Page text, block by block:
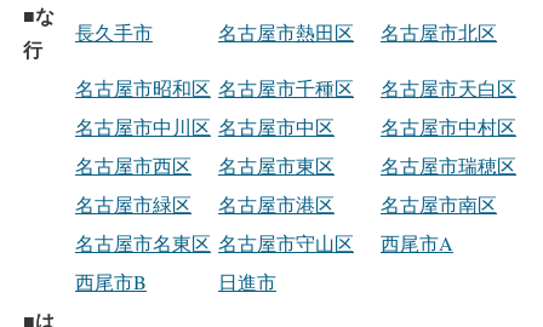
■な
行
長久手市 名古屋市熱田区 名古屋市北区
名古屋市昭和区 名古屋市千種区
名古屋市天白区
名古屋市中川区 名古屋市中区
名古屋市中村区
名古屋市西区
名古屋市東区
名古屋市瑞穂区
名古屋市緑区
名古屋市港区
名古屋市南区
名古屋市名東区 名古屋市守山区
西尾市A
西尾市B
日進市
■は